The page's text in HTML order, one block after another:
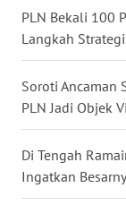
PLN Bekali 100
Langkah
Soroti Ancaman
PLN Jadi Objek
Di Tengah
Ingatkan
WN
KALTIM
WN
SULSEL
WN
GORONTALO